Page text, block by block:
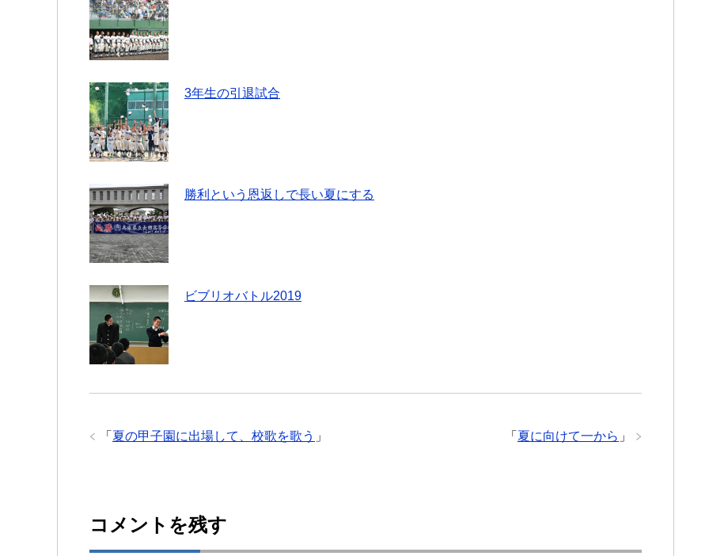
3年生の引退試合
勝利という恩返しで長い夏にする
ビブリオバトル2019
「 夏に向けて一から 」
「 夏の甲子園に出場して、校歌を歌う 」
コメントを残す